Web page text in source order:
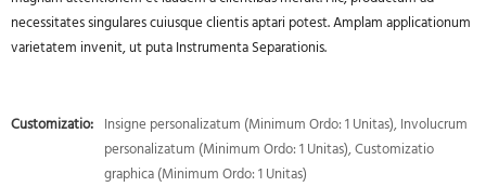
necessitates singulares cuiusque clientis aptari potest. Amplam applicationum
varietatem invenit, ut puta Instrumenta Separationis.
Customizatio: Insigne personalizatum (Minimum Ordo: 1 Unitas), Involucrum
personalizatum (Minimum Ordo: 1 Unitas), Customizatio
graphica (Minimum Ordo: 1 Unitas)